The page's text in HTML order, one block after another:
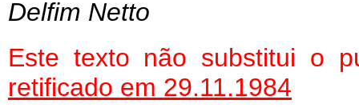
Delfim Netto
Este texto não substitui o
retificado em 29.11.1984